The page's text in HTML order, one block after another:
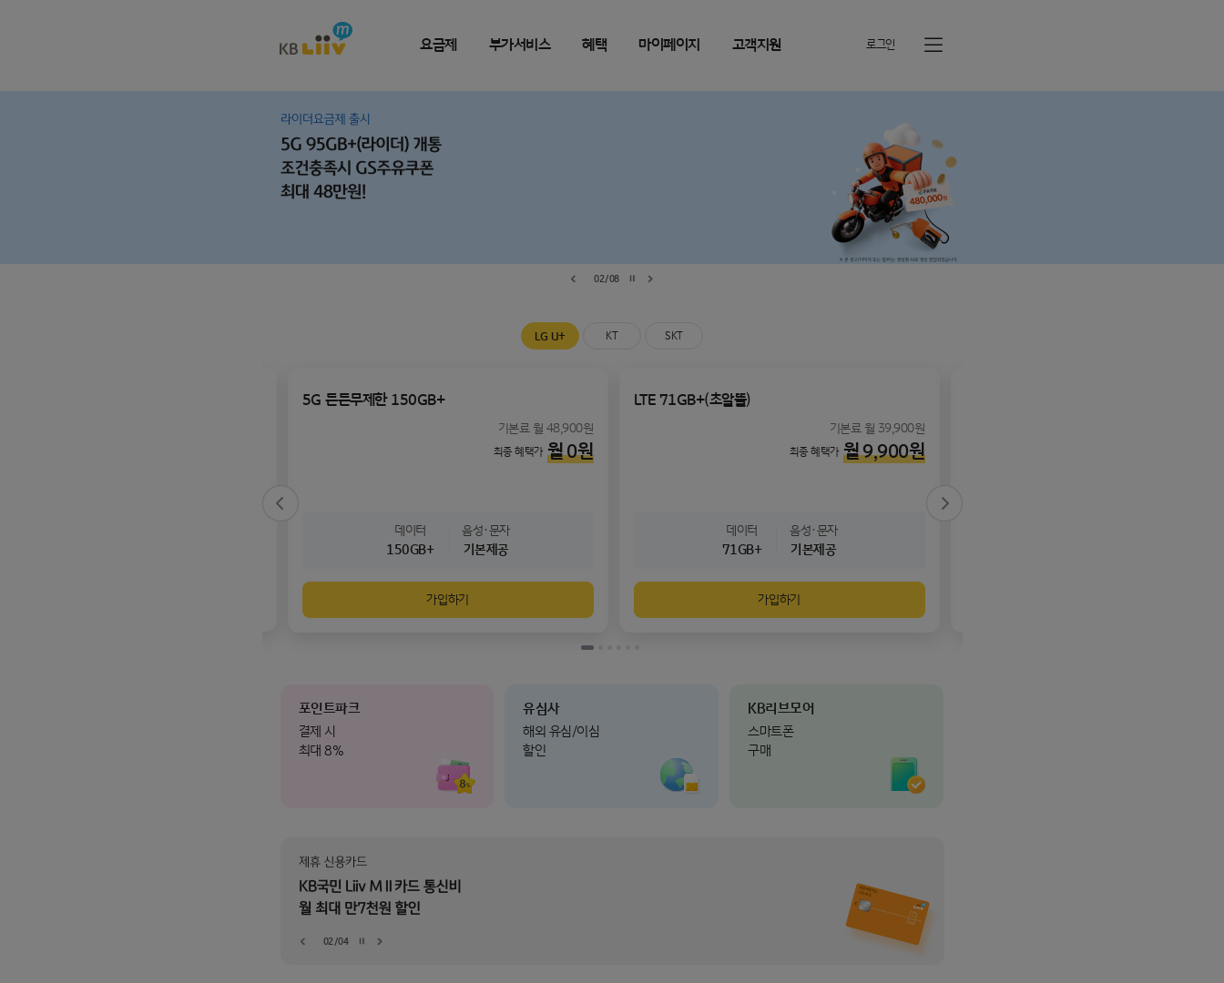
요금제 부가서비스 혜택 마이페이지 고객지원 로그인 전체메뉴열기
이전 슬라이드
02/08 다음 슬라이드
LG U+ KT SKT
5G 든든무제한 150GB+
기본료 월 48,900원
최종 혜택가 월0원
150GB+ 기본제공
가입하기
LTE 71GB+(초알뜰)
기본료 월 39,900원
최종 혜택가 월9,900원
71GB+ 기본제공
가입하기
1/6
이전 슬라이드 다음 슬라이드
포인트파크
결제 시
최대 8%
유심사
해외 유심/이심
할인
KB리브모어
스마트폰
구매
이전 슬라이드
02/04 다음 슬라이드